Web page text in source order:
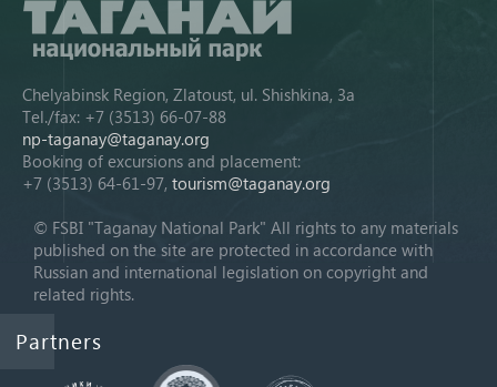
Chelyabinsk Region, Zlatoust, ul. Shishkina, 3a
Tel./fax: +7 (3513) 66-07-88
np-taganay@taganay.org
Booking of excursions and placement:
+7 (3513) 64-61-97, tourism@taganay.org
© FSBI "Taganay National Park" All rights to any materials
published on the site are protected in accordance with
Russian and international legislation on copyright and
related rights.
Partners